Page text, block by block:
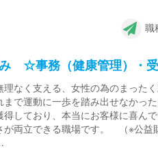
職
☆事務（健康管理）・
なく支える、女性の為のまった
で運動に一歩を踏み出せなかっ
しており、本当にお客様に喜ん
が両立できる職場です。 （※公